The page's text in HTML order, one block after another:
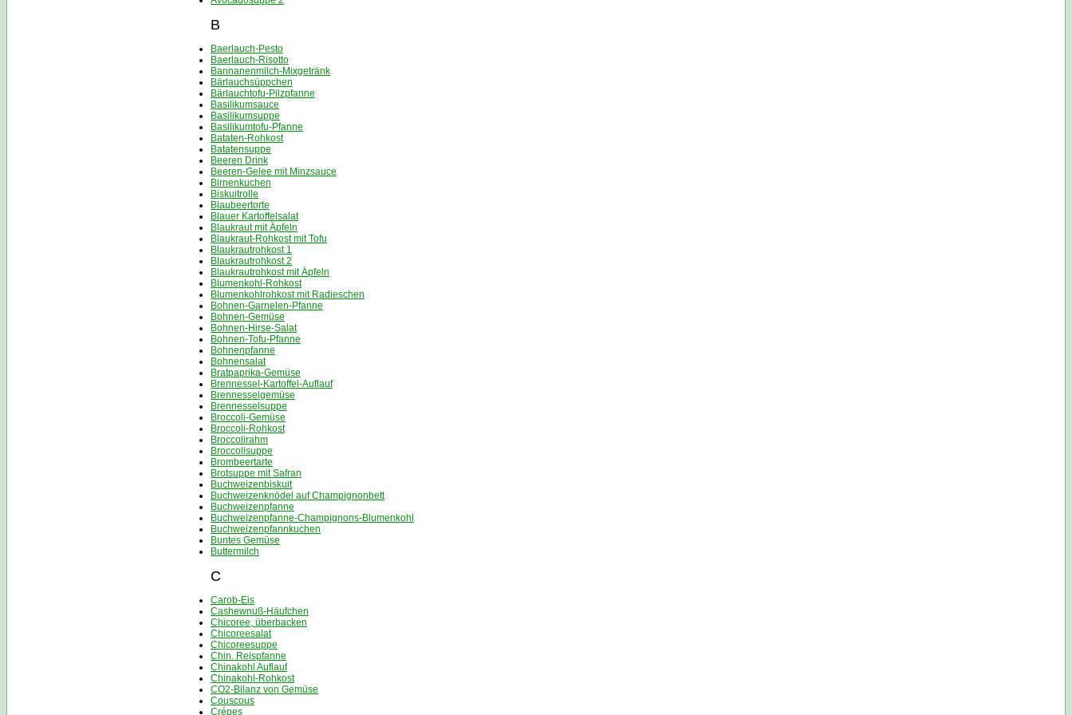
B
Baerlauch-Pesto
Baerlauch-Risotto
Bannanenmilch-Mixgetränk
Bärlauchsüppchen
Bärlauchtofu-Pilzpfanne
Basilikumsauce
Basilikumsuppe
Basilikumtofu-Pfanne
Bataten-Rohkost
Batatensuppe
Beeren Drink
Beeren-Gelee mit Minzsauce
Birnenkuchen
Biskuitrolle
Blaubeertorte
Blauer Kartoffelsalat
Blaukraut mit Äpfeln
Blaukraut-Rohkost mit Tofu
Blaukrautrohkost 1
Blaukrautrohkost 2
Blaukrautrohkost mit Äpfeln
Blumenkohl-Rohkost
Blumenkohlrohkost mit Radieschen
Bohnen-Garnelen-Pfanne
Bohnen-Gemüse
Bohnen-Hirse-Salat
Bohnen-Tofu-Pfanne
Bohnenpfanne
Bohnensalat
Bratpaprika-Gemüse
Brennessel-Kartoffel-Auflauf
Brennesselgemüse
Brennesselsuppe
Broccoli-Gemüse
Broccoli-Rohkost
Broccolirahm
Broccolisuppe
Brombeertarte
Brotsuppe mit Safran
Buchweizenbiskuit
Buchweizenknödel auf Champignonbett
Buchweizenpfanne
Buchweizenpfanne-Champignons-Blumenkohl
Buchweizenpfannkuchen
Buntes Gemüse
Buttermilch
C
Carob-Eis
Cashewnuß-Häufchen
Chicoree, überbacken
Chicoreesalat
Chicoreesuppe
Chin. Reispfanne
Chinakohl Auflauf
Chinakohl-Rohkost
CO2-Bilanz von Gemüse
Couscous
Crépes